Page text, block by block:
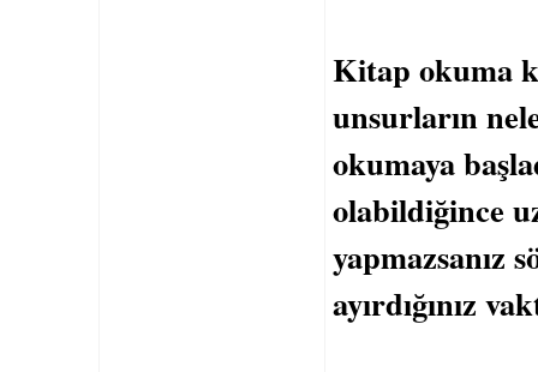
Kitap okuma
unsurların
okumaya
olabildiğince
yapmazsanız
ayırdığınız